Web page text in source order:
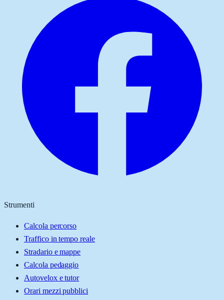
Strumenti
Calcola percorso
Traffico in tempo reale
Stradario e mappe
Calcola pedaggio
Autovelox e tutor
Orari mezzi pubblici